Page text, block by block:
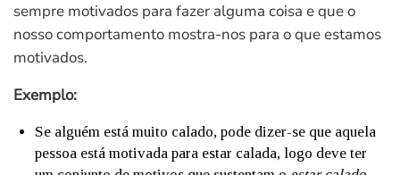
sempre motivados para fazer alguma coisa e que o
nosso comportamento mostra-nos para o que estamos
motivados.
Exemplo:
Se alguém está muito calado, pode dizer-se que aquela
pessoa está motivada para estar calada, logo deve ter